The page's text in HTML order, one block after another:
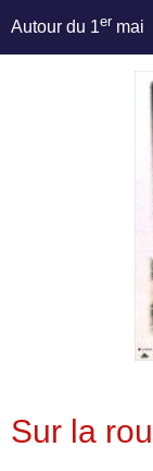
Autour du 1er mai
Sur la